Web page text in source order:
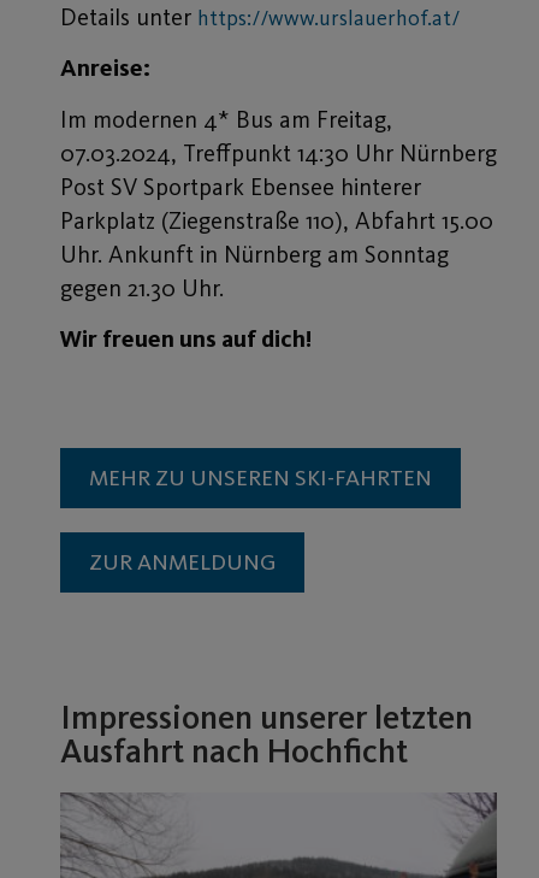
Details unter https://www.urslauerhof.at/
Anreise:
Im modernen 4* Bus am Freitag,
07.03.2024, Treffpunkt 14:30 Uhr Nürnberg
Post SV Sportpark Ebensee hinterer
Parkplatz (Ziegenstraße 110), Abfahrt 15.00
Uhr. Ankunft in Nürnberg am Sonntag
gegen 21.30 Uhr.
Wir freuen uns auf dich!
MEHR ZU UNSEREN SKI-FAHRTEN
ZUR ANMELDUNG
Impressionen unserer letzten
Ausfahrt nach Hochficht